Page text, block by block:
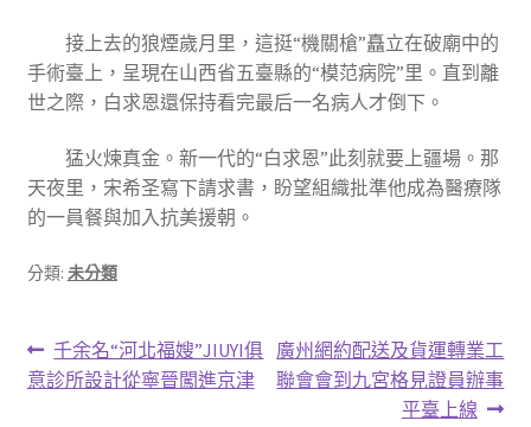
接上去的狼煙歲月里，這挺“機關槍”矗立在破廟中的
手術臺上，呈現在山西省五臺縣的“模范病院”里。直到離
世之際，白求恩還保持看完最后一名病人才倒下。
猛火煉真金。新一代的“白求恩”此刻就要上疆場。那
天夜里，宋希圣寫下請求書，盼望組織批準他成為醫療隊
的一員餐與加入抗美援朝。
分類: 未分類
文
章
上
一
千余名“河北福嫂”JIUYI俱
意診所設計從寧晉闖進京津
下
一
廣州網約配送及貨運轉業工
聯會會到九宮格見證員辦事
平臺上線